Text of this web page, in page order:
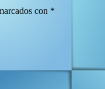
con *